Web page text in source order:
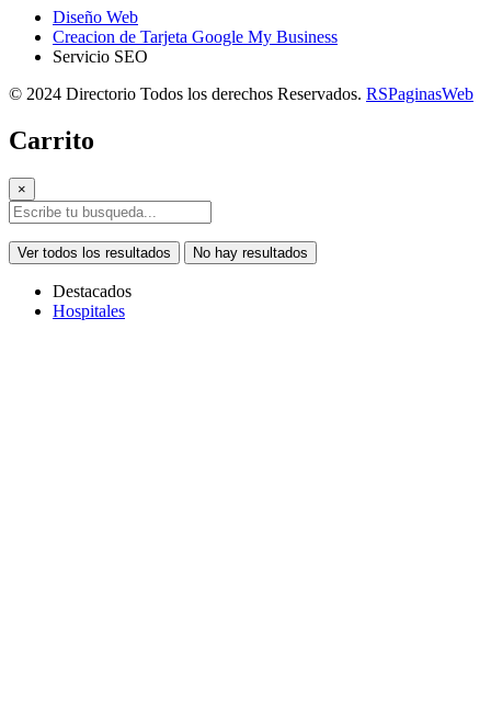
Diseño Web
Creacion de Tarjeta Google My Business
Servicio SEO
© 2024 Directorio Todos los derechos Reservados. RSPaginasWeb
Carrito
×
Ver todos los resultados No hay resultados
Destacados
Hospitales